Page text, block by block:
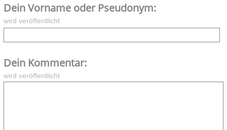
Dein Vorname oder Pseudonym:
wird veröffentlicht
Dein Kommentar:
wird veröffentlicht